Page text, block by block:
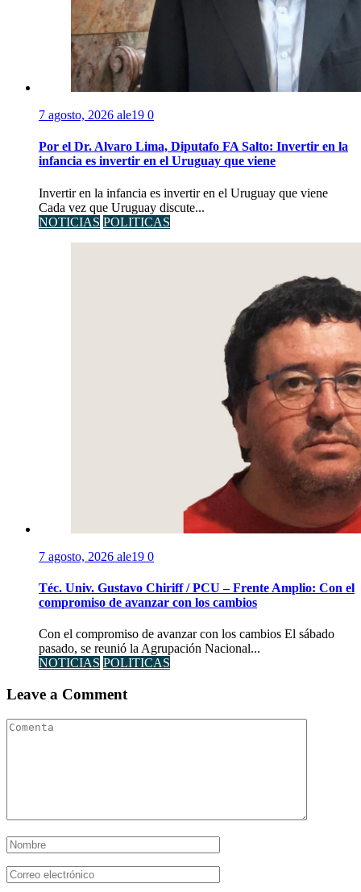
7 agosto, 2026 ale19 0
Por el Dr. Alvaro Lima, Diputafo FA Salto: Invertir en la
infancia es invertir en el Uruguay que viene
Invertir en la infancia es invertir en el Uruguay que viene
Cada vez que Uruguay discute...
NOTICIAS POLITICAS
7 agosto, 2026 ale19 0
Téc. Univ. Gustavo Chiriff / PCU – Frente Amplio: Con el
compromiso de avanzar con los cambios
Con el compromiso de avanzar con los cambios El sábado
pasado, se reunió la Agrupación Nacional...
NOTICIAS POLITICAS
Leave a Comment